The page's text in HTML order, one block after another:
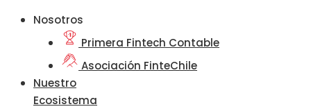
Nosotros
Primera Fintech Contable
Asociación FinteChile
Nuestro
Ecosistema